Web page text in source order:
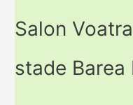
Salon
stade Barea